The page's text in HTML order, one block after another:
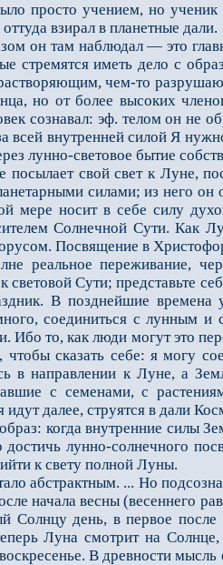
учением, но ученик
взирал в планетные дали.
он там наблюдал — это
стремятся иметь дело с
рас­творяющим, чем-то
но от более высоких
сознавал: эф. телом он
всей внутренней силой Я
лунно-световое бытие
свой свет к Луне,
силами; из него
мере носит в себе силу
Солнечной Сути. Как
Посвящение в
реальное переживание,
Сути; представьте
В позднейшие
соединиться с
Ибо то, как люди могут это
чтобы сказать себе: я могу
в направлении к Луне, а
с семенами, с
далее, стру­ятся в дали
когда внутренние силы
достичь лунно-солнеч­ного
к свету полной Луны.
абстрактным. ... Но
на­чала весны (весеннего
Солнцу день, в первое
Луна смотрит на
В древности